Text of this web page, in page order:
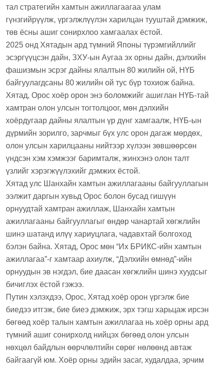
тал стратегийн хамтын ажиллагаагаа улам
гүнзгийрүүлж, үргэлжлүүлэн харилцан тууштай дэмжиж,
төв ёсны ашиг сонирхлоо хамгаалах ёстой.
2025 онд Хятадын ард түмний Японы түрэмгийллийг
эсэргүүцсэн дайн, ЗХУ-ын Аугаа эх орны дайн, дэлхийн
фашизмын эсрэг дайны ялалтын 80 жилийн ой, НҮБ
байгуулагдсаны 80 жилийн ой тус бүр тохиож байна.
Хятад, Орос хоёр орон энэ боломжийг ашиглан НҮБ-тай
хамтран олон улсын тогтолцоог, мөн дэлхийн
хоёрдугаар дайны ялалтын үр дүнг хамгаалж, НҮБ-ын
дүрмийн зорилго, зарчмыг бүх улс орон дагаж мөрдөх,
олон улсын харилцааны нийтээр хүлээн зөвшөөрсөн
үндсэн хэм хэмжээг баримталж, жинхэнэ олон талт
үзлийг хэрэгжүүлэхийг дэмжих ёстой.
Хятад улс Шанхайн хамтын ажиллагааны байгууллагын
ээлжит даргын хувьд Орос болон бусад гишүүн
орнуудтай хамтран ажиллаж, Шанхайн хамтын
ажиллагааны байгууллагыг өндөр чанартай хөгжлийн
шинэ шатанд илүү хариуцлага, чадавхтай болгоход
бэлэн байна. Хятад, Орос мөн “Их БРИКС-ийн хамтын
ажиллагаа”-г хамтаар ахиулж, “Дэлхийн өмнөд”-ийн
орнуудын эв нэгдэл, бие даасан хөгжлийн шинэ хуудсыг
бичиглэх ёстой гэжээ.
Путин хэлэхдээ, Орос, Хятад хоёр орон үргэлж бие
биедээ итгэж, бие биеэ дэмжиж, эрх тэгш харьцаж ирсэн
бөгөөд хоёр талын хамтын ажиллагаа нь хоёр орны ард
түмний ашиг сонирхолд нийцэх бөгөөд олон улсын
нөхцөл байдлын өөрчлөлтийн сөрөг нөлөөнд автаж
байгаагүй юм. Хоёр орны эдийн засаг, худалдаа, эрчим